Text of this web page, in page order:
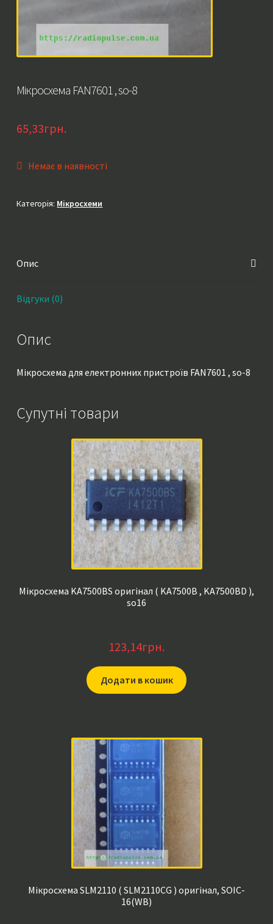
Мікросхема FAN7601 , so-8
65,33грн.
Немає в наявності
Категорія: Мікросхеми
Опис
Відгуки (0)
Опис
Мікросхема для електронних пристроїв FAN7601 , so-8
Супутні товари
Мікросхема KA7500BS оригінал ( KA7500B , KA7500BD ),
so16
123,14грн.
Додати в кошик
Мікросхема SLM2110 ( SLM2110CG ) оригінал, SOIC-
16(WB)